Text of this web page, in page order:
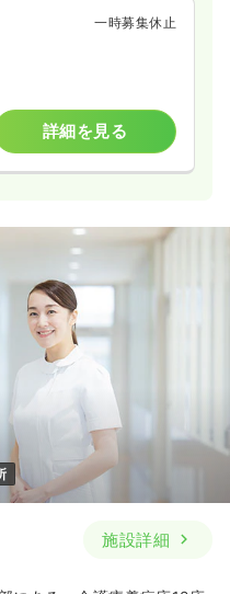
一時募集休止
詳細を見る
施設詳細